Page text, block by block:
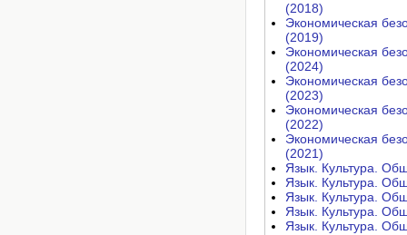
(2018)
Экономическая
(2019)
Экономическая
(2024)
Экономическая
(2023)
Экономическая
(2022)
Экономическая
(2021)
Язык. Культура.
Язык. Культура.
Язык. Культура.
Язык. Культура.
Язык. Культура.